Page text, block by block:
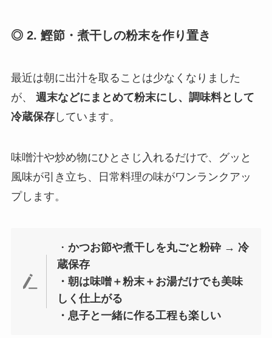
◎ 2. 鰹節・煮干しの粉末を作り置き
最近は朝に出汁を取ることは少なくなりました
が、 週末などにまとめて粉末にし、調味料として
冷蔵保存しています。
味噌汁や炒め物にひとさじ入れるだけで、グッと
風味が引き立ち、日常料理の味がワンランクアッ
プします。
・かつお節や煮干しを丸ごと粉砕 → 冷
蔵保存
・朝は味噌＋粉末＋お湯だけでも美味
しく仕上がる
・息子と一緒に作る工程も楽しい